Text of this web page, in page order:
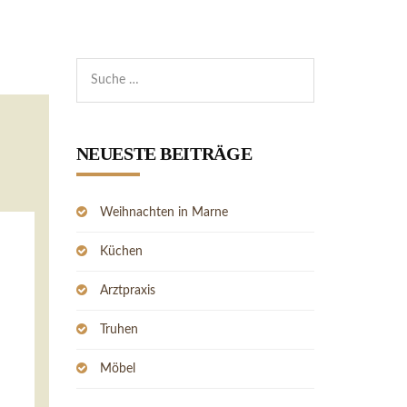
NEUESTE BEITRÄGE
Weihnachten in Marne
Küchen
Arztpraxis
Truhen
Möbel